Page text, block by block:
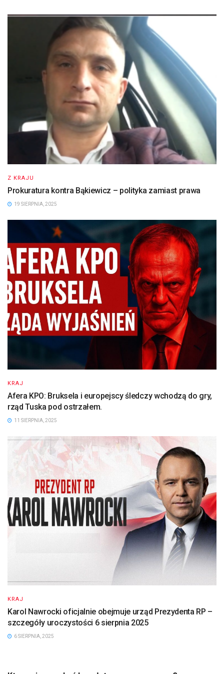
Z KRAJU
Prokuratura kontra Bąkiewicz – polityka zamiast prawa
19 SIERPNIA, 2025
KRAJ
Afera KPO: Bruksela i europejscy śledczy wchodzą do gry,
rząd Tuska pod ostrzałem.
11 SIERPNIA, 2025
KRAJ
Karol Nawrocki oficjalnie obejmuje urząd Prezydenta RP –
szczegóły uroczystości 6 sierpnia 2025
6 SIERPNIA, 2025